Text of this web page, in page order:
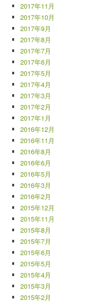
2017年11月
2017年10月
2017年9月
2017年8月
2017年7月
2017年6月
2017年5月
2017年4月
2017年3月
2017年2月
2017年1月
2016年12月
2016年11月
2016年8月
2016年6月
2016年5月
2016年3月
2016年2月
2015年12月
2015年11月
2015年8月
2015年7月
2015年6月
2015年5月
2015年4月
2015年3月
2015年2月